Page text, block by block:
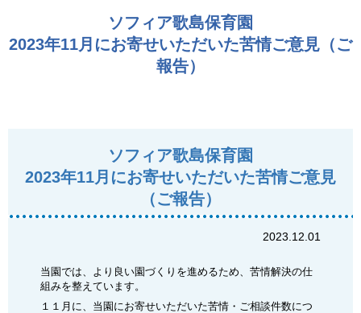
ソフィア歌島保育園
2023年11月にお寄せいただいた苦情ご意見（ご
報告）
ソフィア歌島保育園
2023年11月にお寄せいただいた苦情ご意見
（ご報告）
2023.12.01
当園では、より良い園づくりを進めるため、苦情解決の仕
組みを整えています。
１１月に、当園にお寄せいただいた苦情・ご相談件数につ